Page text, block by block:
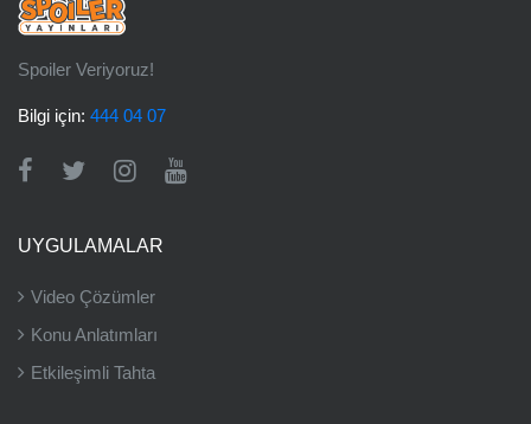
Spoiler Veriyoruz!
Bilgi için: 444 04 07
UYGULAMALAR
Video Çözümler
Konu Anlatımları
Etkileşimli Tahta